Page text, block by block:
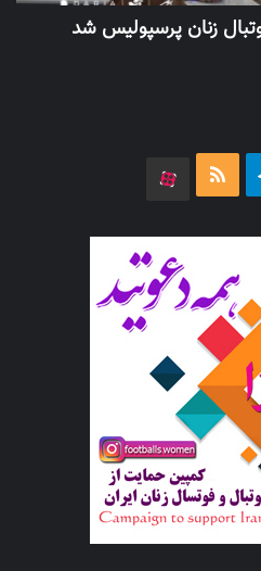
زنان پرسپولیس شد
تلگرام خوراک